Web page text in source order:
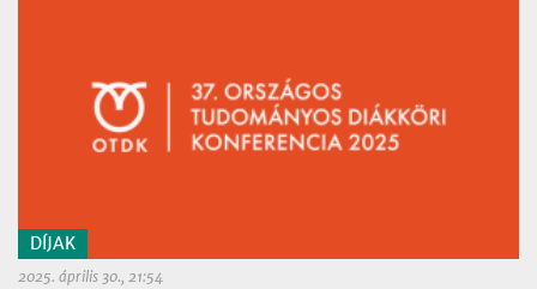
DÍJAK
2025. április 30., 21:54